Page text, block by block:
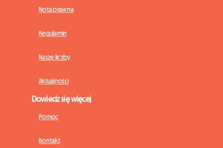
Nota prawna
Regulamin
Nasze liczby
Aktualności
Dowiedz się więcej
Pomoc
Kontakt